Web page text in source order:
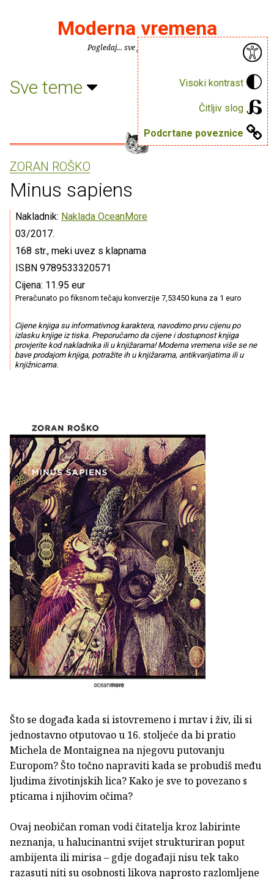
Visoki kontrast
Čitljiv slog
Podcrtane poveznice
Moderna vremena
Pogledaj... sve je puno knjiga.
Sve teme
ZORAN ROŠKO
Minus sapiens
Nakladnik: Naklada OceanMore
03/2017.
168 str., meki uvez s klapnama
ISBN 9789533320571
Cijena: 11.95 eur
Preračunato po fiksnom tečaju konverzije 7,53450 kuna za 1 euro
Cijene knjiga su informativnog karaktera, navodimo prvu cijenu po
izlasku knjige iz tiska. Preporučamo da cijene i dostupnost knjiga
provjerite kod nakladnika ili u knjižarama! Moderna vremena više se ne
bave prodajom knjiga, potražite ih u knjižarama, antikvarijatima ili u
knjižnicama.
Što se događa kada si istovremeno i mrtav i živ, ili si
jednostavno otputovao u 16. stoljeće da bi pratio
Michela de Montaignea na njegovu putovanju
Europom? Što točno napraviti kada se probudiš među
ljudima životinjskih lica? Kako je sve to povezano s
pticama i njihovim očima?
Ovaj neobičan roman vodi čitatelja kroz labirinte
neznanja, u halucinantni svijet strukturiran poput
ambijenta ili mirisa – gdje događaji nisu tek tako
razasuti niti su osobnosti likova naprosto razlomljene